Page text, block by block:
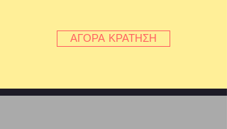
ΑΓΟΡΑ ΚΡΑΤΗΣΗ